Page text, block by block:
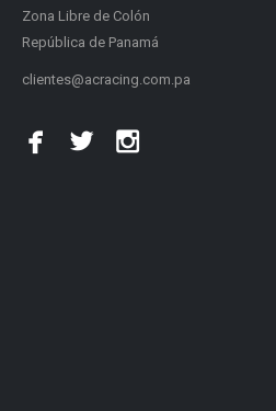
Zona Libre de Colón
República de Panamá
clientes@acracing.com.pa